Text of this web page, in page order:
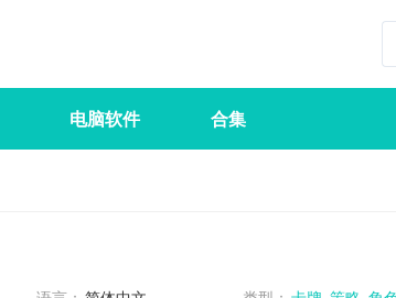
电脑软件 合集